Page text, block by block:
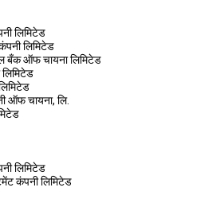
लिमिटेड
लिमिटेड
बँक ऑफ चायना लिमिटेड
ऑफ चायना, लि.
लिमिटेड
कंपनी लिमिटेड